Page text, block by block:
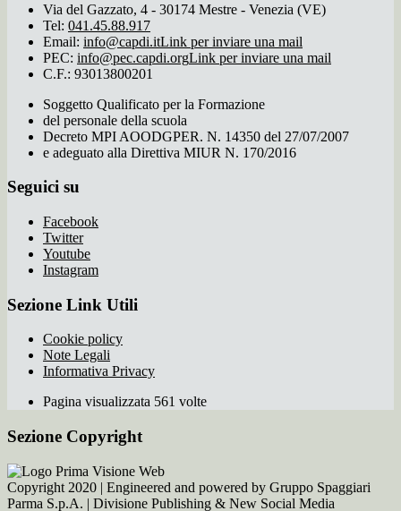
Via del Gazzato, 4 - 30174 Mestre - Venezia (VE)
Tel: 041.45.88.917
Email: info@capdi.itLink per inviare una mail
PEC: info@pec.capdi.orgLink per inviare una mail
C.F.: 93013800201
Soggetto Qualificato per la Formazione
del personale della scuola
Decreto MPI AOODGPER. N. 14350 del 27/07/2007
e adeguato alla Direttiva MIUR N. 170/2016
Seguici su
Facebook
Twitter
Youtube
Instagram
Sezione Link Utili
Cookie policy
Note Legali
Informativa Privacy
Pagina visualizzata 561 volte
Sezione Copyright
Copyright 2020 | Engineered and powered by Gruppo Spaggiari
Parma S.p.A. | Divisione Publishing & New Social Media